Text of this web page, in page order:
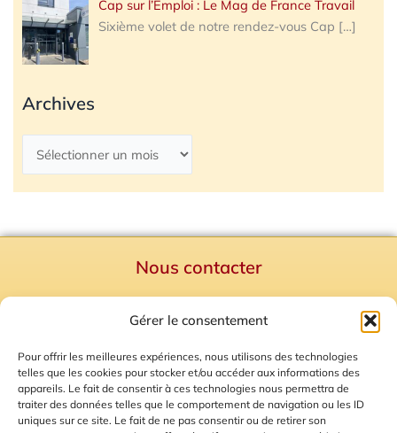
Gérer le consentement
Pour offrir les meilleures expériences, nous utilisons des technologies
telles que les cookies pour stocker et/ou accéder aux informations des
appareils. Le fait de consentir à ces technologies nous permettra de
traiter des données telles que le comportement de navigation ou les ID
uniques sur ce site. Le fait de ne pas consentir ou de retirer son
Cap sur l’Emploi : Le Mag de France Travail
Sixième volet de notre rendez-vous Cap […]
Archives
Nous contacter
Mentions Légales
Plan du site
Gestion des Cookies